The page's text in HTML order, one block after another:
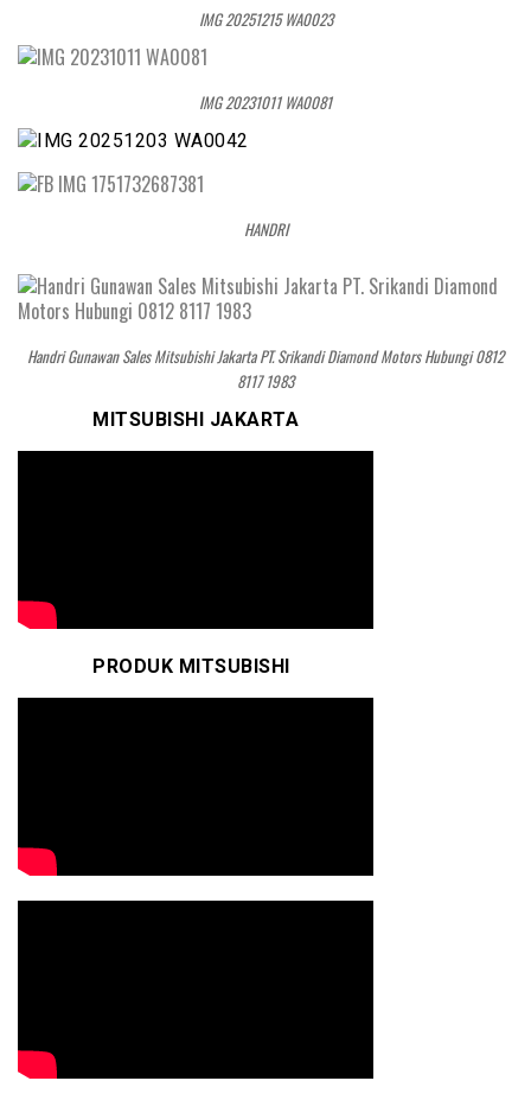
IMG 20251215 WA0023
IMG 20231011 WA0081
HANDRI
Handri Gunawan Sales Mitsubishi Jakarta PT. Srikandi Diamond Motors Hubungi 0812
8117 1983
MITSUBISHI JAKARTA
PRODUK MITSUBISHI